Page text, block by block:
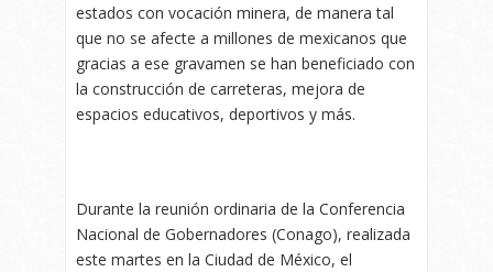
estados con vocación minera, de manera tal
que no se afecte a millones de mexicanos que
gracias a ese gravamen se han beneficiado con
la construcción de carreteras, mejora de
espacios educativos, deportivos y más.
Durante la reunión ordinaria de la Conferencia
Nacional de Gobernadores (Conago), realizada
este martes en la Ciudad de México, el